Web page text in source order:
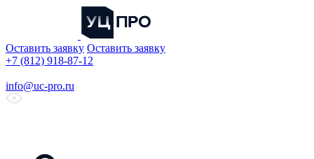
Оставить заявку Оставить заявку
+7 (812) 918-87-12
info@uc-pro.ru